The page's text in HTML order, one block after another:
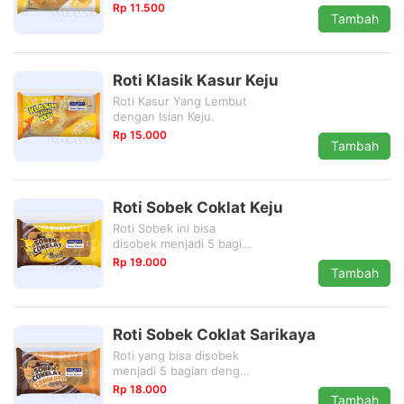
dinikmati bersama
Rp 11.500
Tambah
Roti Klasik Kasur Keju
Roti Kasur Yang Lembut
dengan Isian Keju.
Rp 15.000
Tambah
Roti Sobek Coklat Keju
Roti Sobek ini bisa
disobek menjadi 5 bagian
dengan balutan selai
Rp 19.000
Tambah
Roti Sobek Coklat Sarikaya
Roti yang bisa disobek
menjadi 5 bagian dengan
dibaluti selai Coklat dan
Rp 18.000
Tambah